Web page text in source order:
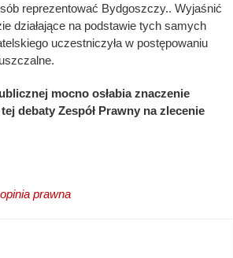
reprezentować Bydgoszczy.. Wyjaśnić
działające na podstawie tych samych
uczestniczyła w postępowaniu
mocno osłabia znaczenie
debaty Zespół Prawny na zlecenie
opinia prawna